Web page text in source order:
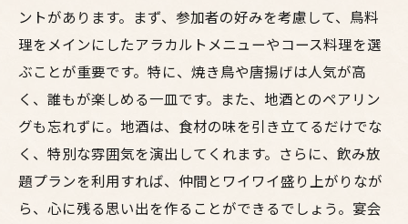
ントがあります。まず、参加者の好みを考慮して、鳥料
理をメインにしたアラカルトメニューやコース料理を選
ぶことが重要です。特に、焼き鳥や唐揚げは人気が高
く、誰もが楽しめる一皿です。また、地酒とのペアリン
グも忘れずに。地酒は、食材の味を引き立てるだけでな
く、特別な雰囲気を演出してくれます。さらに、飲み放
題プランを利用すれば、仲間とワイワイ盛り上がりなが
ら、心に残る思い出を作ることができるでしょう。宴会